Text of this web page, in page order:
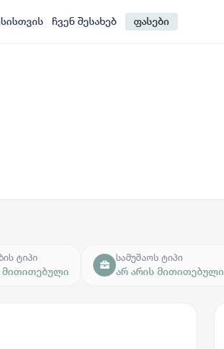
ჩვენ შესახებ ფასები
ტიპი
მითითებული
სამუშაოს ტიპი
არ არის მითითებული